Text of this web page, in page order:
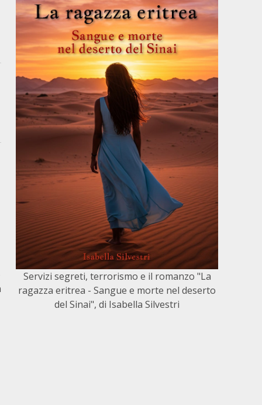
Servizi segreti, terrorismo e il romanzo "La
ragazza eritrea - Sangue e morte nel deserto
del Sinai", di Isabella Silvestri